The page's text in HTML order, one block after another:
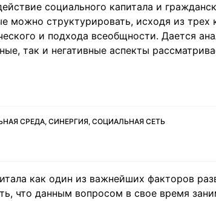
социального капитала и
можно структурировать, исходя из трех
и подхода всеобщности. Дается
так и негативные аспекты
СРЕДА, СИНЕРГИЯ, СОЦИАЛЬНАЯ СЕТЬ
как один из важнейших факторов
что данным вопросом в свое время